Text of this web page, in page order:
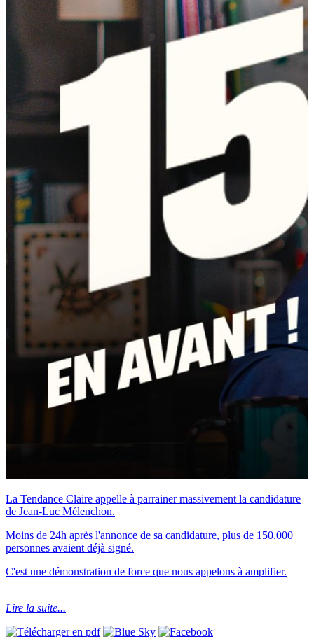
La Tendance Claire appelle à parrainer massivement la candidature
de Jean-Luc Mélenchon.
Moins de 24h après l'annonce de sa candidature, plus de 150.000
personnes avaient déjà signé.
C'est une démonstration de force que nous appelons à amplifier.
Lire la suite...